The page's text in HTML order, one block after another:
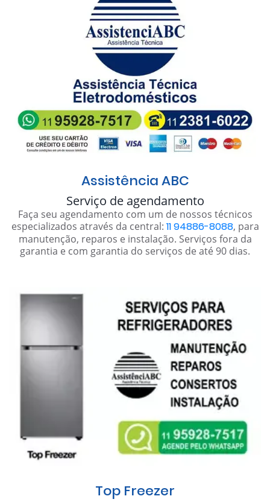
Assistência ABC
Serviço de agendamento
Faça seu agendamento com um de nossos técnicos
especializados através da central: 11 94886-8088, para
manutenção, reparos e instalação. Serviços fora da
garantia e com garantia do serviços de até 90 dias.
Top Freezer